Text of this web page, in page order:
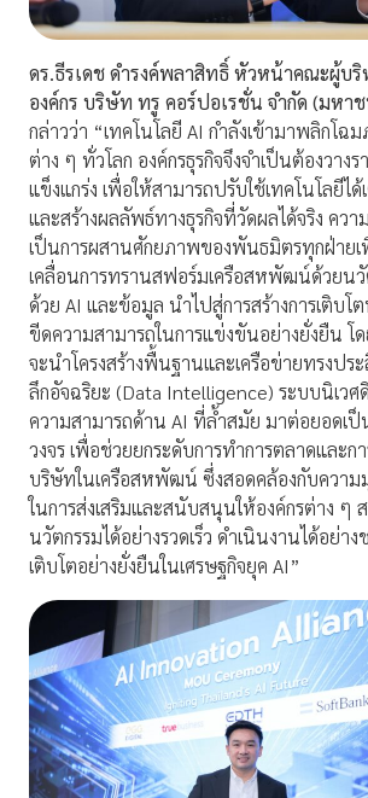
ดร.ธีรเดช ดำรงค์พลาสิทธิ์ หัวหน้าคณะผู้บริ
องค์กร บริษัท ทรู คอร์ปอเรชั่น จำกัด (มหา
กล่าวว่า “เทคโนโลยี AI กำลังเข้ามาพลิกโฉ
ต่าง ๆ ทั่วโลก องค์กรธุรกิจจึงจำเป็นต้องวาง
แข็งแกร่ง เพื่อให้สามารถปรับใช้เทคโนโลยีไ
และสร้างผลลัพธ์ทางธุรกิจที่วัดผลได้จริง ควา
เป็นการผสานศักยภาพของพันธมิตรทุกฝ่าย
เคลื่อนการทรานสฟอร์มเครือสหพัฒน์ด้วยน
ด้วย AI และข้อมูล นำไปสู่การสร้างการเติบโ
ขีดความสามารถในการแข่งขันอย่างยั่งยืน โ
จะนำโครงสร้างพื้นฐานและเครือข่ายทรงปร
ลึกอัจฉริยะ (Data Intelligence) ระบบนิเว
ความสามารถด้าน AI ที่ล้ำสมัย มาต่อยอดเ
วงจร เพื่อช่วยยกระดับการทำการตลาดและก
บริษัทในเครือสหพัฒน์ ซึ่งสอดคล้องกับความ
ในการส่งเสริมและสนับสนุนให้องค์กรต่าง ๆ
นวัตกรรมได้อย่างรวดเร็ว ดำเนินงานได้อย่า
เติบโตอย่างยั่งยืนในเศรษฐกิจยุค AI”